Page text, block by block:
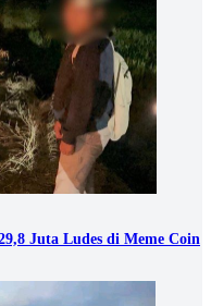
Juta Ludes di Meme Coin